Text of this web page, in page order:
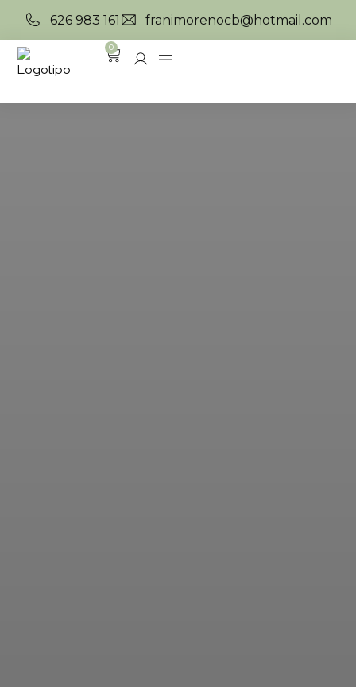
626 983 161 franimorenocb@hotmail.com
0